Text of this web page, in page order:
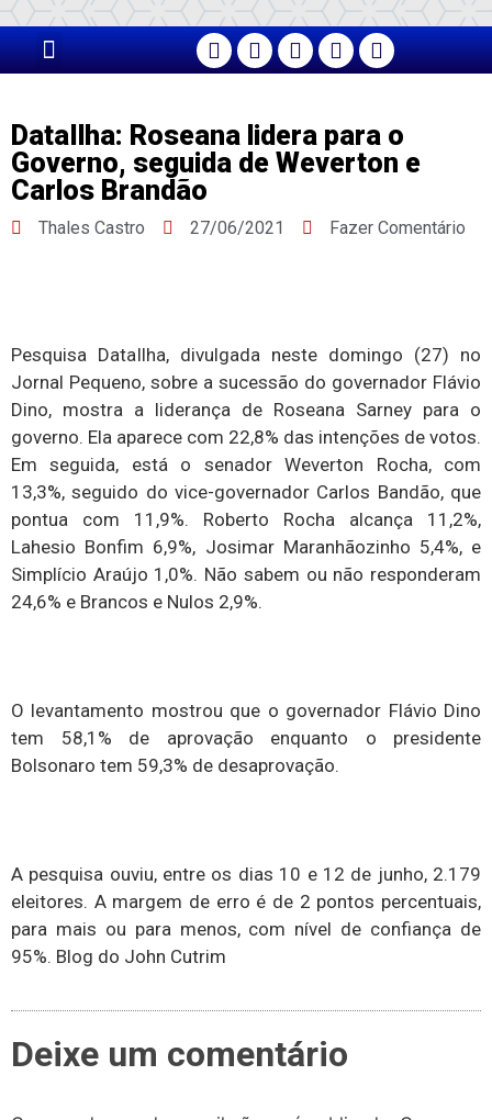
DataIlha: Roseana lidera para o
Governo, seguida de Weverton e
Carlos Brandão
Thales Castro 27/06/2021 Fazer Comentário
Pesquisa DataIlha, divulgada neste domingo (27) no
Jornal Pequeno, sobre a sucessão do governador Flávio
Dino, mostra a liderança de Roseana Sarney para o
governo. Ela aparece com 22,8% das intenções de votos.
Em seguida, está o senador Weverton Rocha, com
13,3%, seguido do vice-governador Carlos Bandão, que
pontua com 11,9%. Roberto Rocha alcança 11,2%,
Lahesio Bonfim 6,9%, Josimar Maranhãozinho 5,4%, e
Simplício Araújo 1,0%. Não sabem ou não responderam
24,6% e Brancos e Nulos 2,9%.
O levantamento mostrou que o governador Flávio Dino
tem 58,1% de aprovação enquanto o presidente
Bolsonaro tem 59,3% de desaprovação.
A pesquisa ouviu, entre os dias 10 e 12 de junho, 2.179
eleitores. A margem de erro é de 2 pontos percentuais,
para mais ou para menos, com nível de confiança de
95%. Blog do John Cutrim
Deixe um comentário